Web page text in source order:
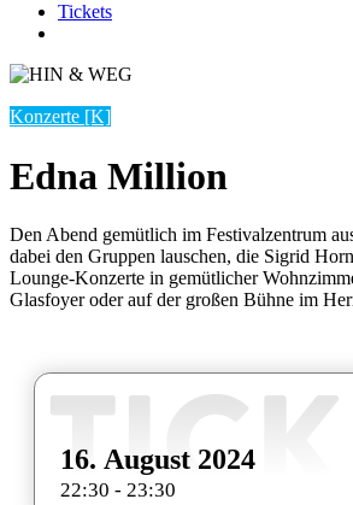
Tickets
Konzerte [K]
Edna Million
Den Abend gemütlich im Festivalzentrum
dabei den Gruppen lauschen, die Sigrid
Lounge-Konzerte in gemütlicher
Glasfoyer oder auf der großen Bühne im
22:30 - 23:30
16. August 2024